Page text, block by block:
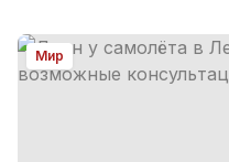
Мир